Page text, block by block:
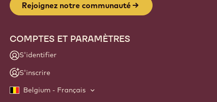
Rejoignez notre communauté
COMPTES ET PARAMÈTRES
S'identifier
S'inscrire
Belgium - Français